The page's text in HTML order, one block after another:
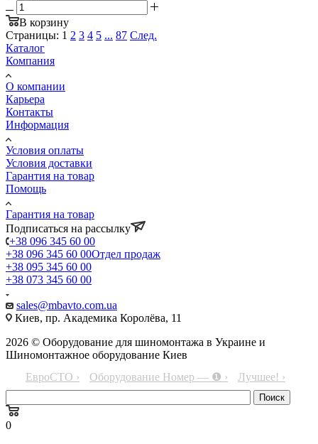
В корзину
Страницы: 1 2 3 4 5 ... 87 След.
Каталог
Компания
О компании
Карьера
Контакты
Информация
Условия оплаты
Условия доставки
Гарантия на товар
Помощь
Гарантия на товар
Подписаться на рассылку
+38 096 345 60 00
+38 096 345 60 00Отдел продаж
+38 095 345 60 00
+38 073 345 60 00
sales@mbavto.com.ua
Киев, пр. Академика Королёва, 11
2026 © Оборудование для шиномонтажа в Украине и
Шиномонтажное оборудование Киев
ЕвроСТО ›
Оборудование Номер — ❶ › Лучшее! ›
0